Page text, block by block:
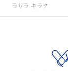
ラサラ キラク